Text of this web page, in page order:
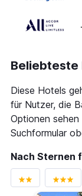
Beliebteste
Diese Hotels
für Nutzer, die
Optionen
Suchformular
Nach Sternen